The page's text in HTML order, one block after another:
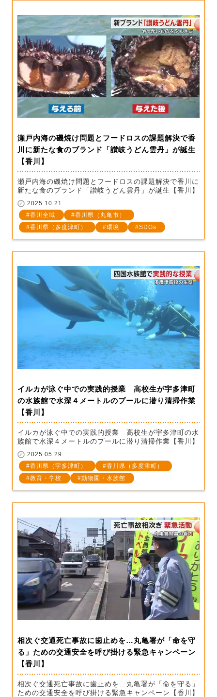
瀬戸内海の磯焼け問題とフードロスの課題解決で香
川に新たな食のブランド「讃岐うどん雲丹」が誕生
【香川】
瀬戸内海の磯焼け問題とフードロスの課題解決で香川に
新たな食のブランド「讃岐うどん雲丹」が誕生【香川】
2025.10.21
香川全域
香川県（丸亀市）
香川県（多度津町）
環境 SDGs
イルカが泳ぐ中での実践的授業 高校生が宇多津町
の水族館で水深４メートルのプールに潜り清掃作業
【香川】
イルカが泳ぐ中での実践的授業 高校生が宇多津町の水
族館で水深４メートルのプールに潜り清掃作業【香川】
2025.05.29
香川県（宇多津町）
香川県（多度津町）
教育・学校
動物園・水族館
相次ぐ交通死亡事故に歯止めを…丸亀署が「命を守
る」ための交通安全を呼び掛ける緊急キャンペーン
【香川】
相次ぐ交通死亡事故に歯止めを…丸亀署が「命を守る」
ための交通安全を呼び掛ける緊急キャンペーン【香川】